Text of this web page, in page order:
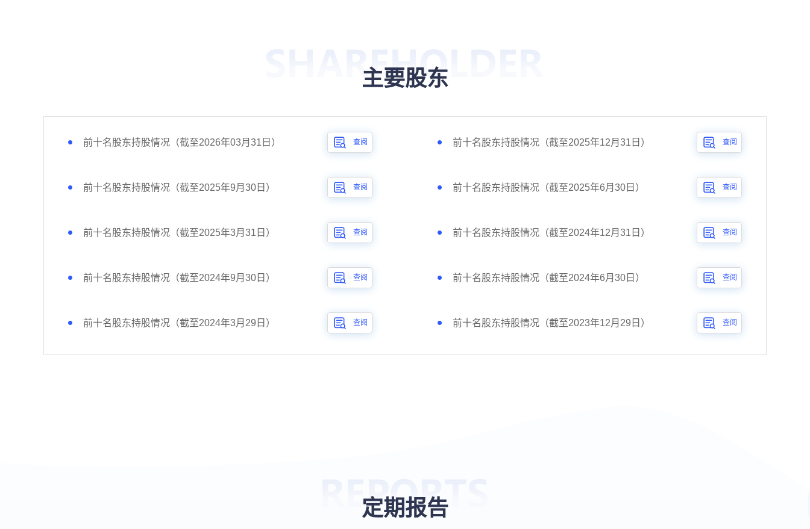
主要股东
前十名股东持股情况（截至2026年03月31日） 查阅 前十名股东持股情况（截至2025年12月31日） 查阅
前十名股东持股情况（截至2025年9月30日） 查阅 前十名股东持股情况（截至2025年6月30日） 查阅
前十名股东持股情况（截至2025年3月31日） 查阅 前十名股东持股情况（截至2024年12月31日） 查阅
前十名股东持股情况（截至2024年9月30日） 查阅 前十名股东持股情况（截至2024年6月30日） 查阅
前十名股东持股情况（截至2024年3月29日） 查阅 前十名股东持股情况（截至2023年12月29日） 查阅
定期报告